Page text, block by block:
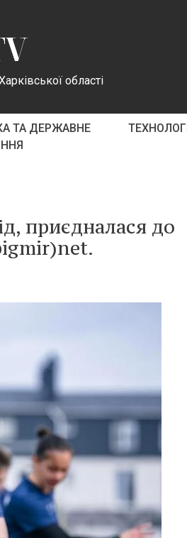
області
ТА ДЕРЖАВНЕ
приєдналася до